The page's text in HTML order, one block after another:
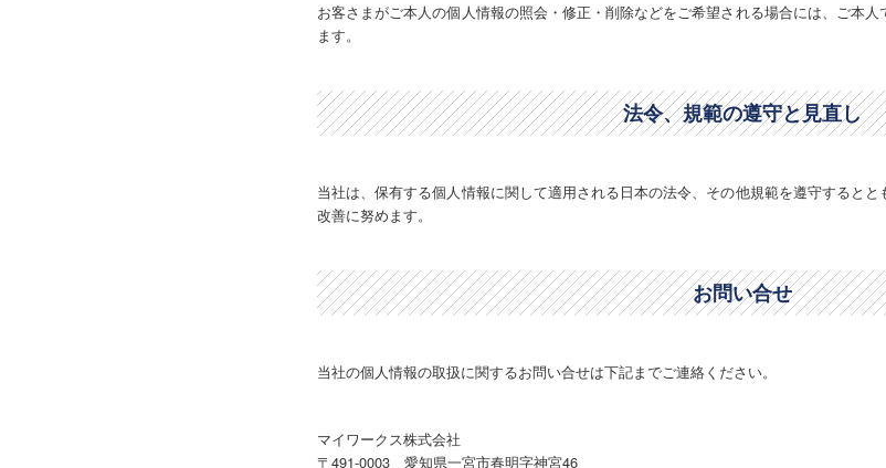
お客さまがご本人の個人情報の照会・修正・削除などをご希望される場合には、ご本
ます。
法令、規範の遵守と見直し
当社は、保有する個人情報に関して適用される日本の法令、その他規範を遵守すると
改善に努めます。
お問い合せ
当社の個人情報の取扱に関するお問い合せは下記までご連絡ください。
マイワークス株式会社
〒491-0003 愛知県一宮市春明字神宮46